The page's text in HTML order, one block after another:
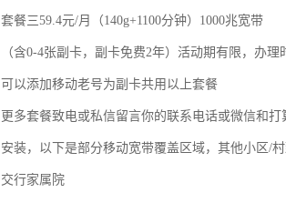
套餐三59.4元/月（140g+1100分钟）1000兆宽带
（含0-4张副卡，副卡免费2年）活动期有限，办理
可以添加移动老号为副卡共用以上套餐
更多套餐致电或私信留言你的联系电话或微信和
安装，以下是部分移动宽带覆盖区域，其他小区/
交行家属院